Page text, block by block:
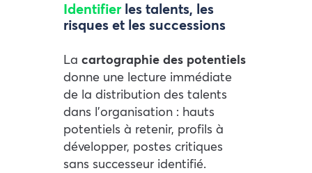
Identifierles talents, les
risques et les successions
Lacartographie des potentiels
donne une lecture immédiate
de la distribution des talents
dans l’organisation : hauts
potentiels à retenir, profils à
développer, postes critiques
sans successeur identifié.